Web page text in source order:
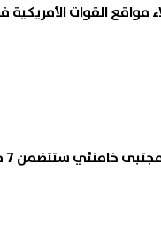
مواقع القوات
ستتضمن 7 محاور رئيسية